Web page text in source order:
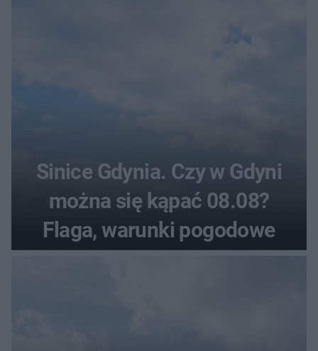
Sinice Gdynia. Czy w Gdyni
można się kąpać 08.08?
Flaga, warunki pogodowe